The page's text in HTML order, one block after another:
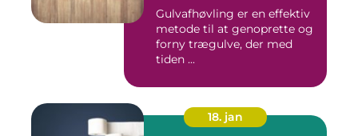
Gulvafhøvling er en effektiv
metode til at genoprette og
forny trægulve, der med
tiden ...
18. jan